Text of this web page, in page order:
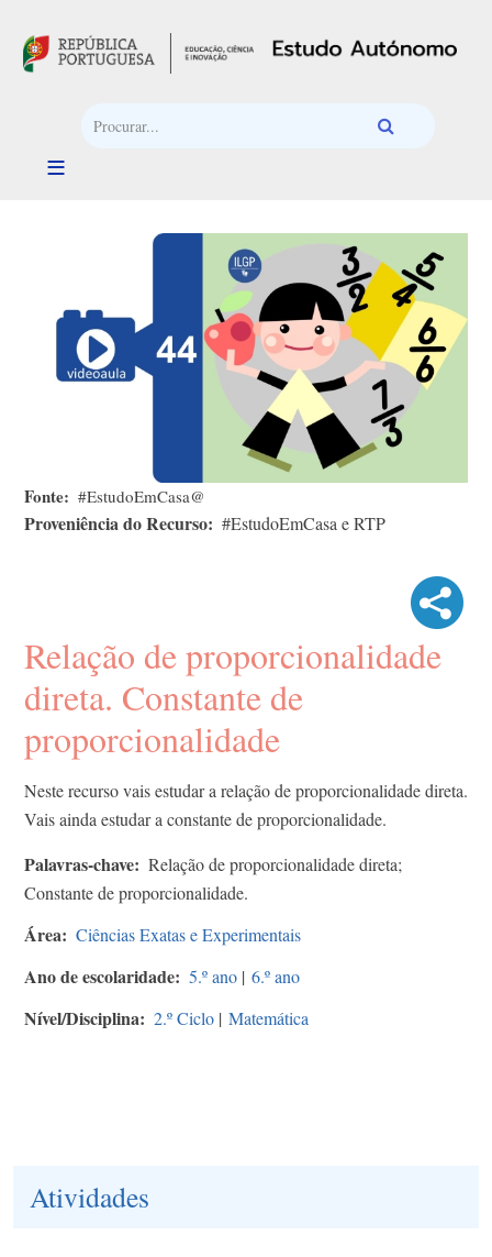
Fonte #EstudoEmCasa@
Proveniência do Recurso #EstudoEmCasa e RTP
Relação de proporcionalidade
direta. Constante de
proporcionalidade
Neste recurso vais estudar a relação de proporcionalidade direta.
Vais ainda estudar a constante de proporcionalidade.
Palavras-chave
Relação de proporcionalidade direta;
Constante de proporcionalidade.
Área Ciências Exatas e Experimentais
Ano de escolaridade 5.º ano | 6.º ano
Nível/Disciplina 2.º Ciclo | Matemática
Atividades